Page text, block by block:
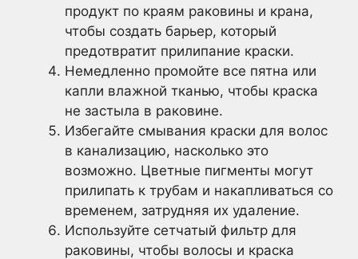
продукт по краям раковины и крана,
чтобы создать барьер, который
предотвратит прилипание краски.
Немедленно промойте все пятна или
капли влажной тканью, чтобы краска
не застыла в раковине.
Избегайте смывания краски для волос
в канализацию, насколько это
возможно. Цветные пигменты могут
прилипать к трубам и накапливаться со
временем, затрудняя их удаление.
Используйте сетчатый фильтр для
раковины, чтобы волосы и краска